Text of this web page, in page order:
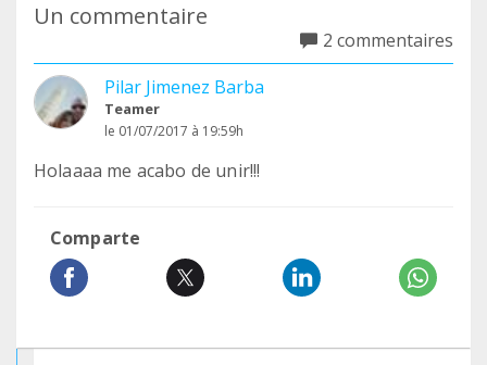
Un commentaire
2 commentaires
Pilar Jimenez Barba
Teamer
le 01/07/2017 à 19:59h
Holaaaa me acabo de unir!!!
Comparte